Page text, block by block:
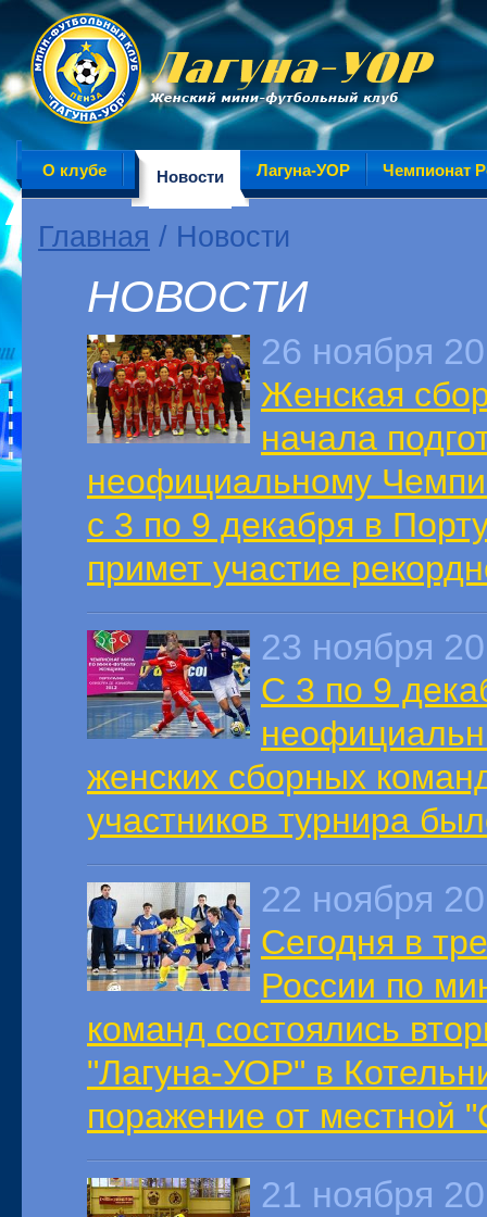
О клубе Новости Лагуна-УОР Чемпионат
Главная / Новости
НОВОСТИ
26 ноября
Женская
начала
неофициальному
с 3 по 9 декабря в
примет участие
23 ноября
С 3 по 9
женских сборных
участников турнира
22 ноября
Сегодня в
России по
команд состоялись
"Лагуна-УОР" в
поражение от местной
21 ноября